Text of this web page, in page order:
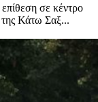
σε κέντρο
της Κάτω Σαξ...